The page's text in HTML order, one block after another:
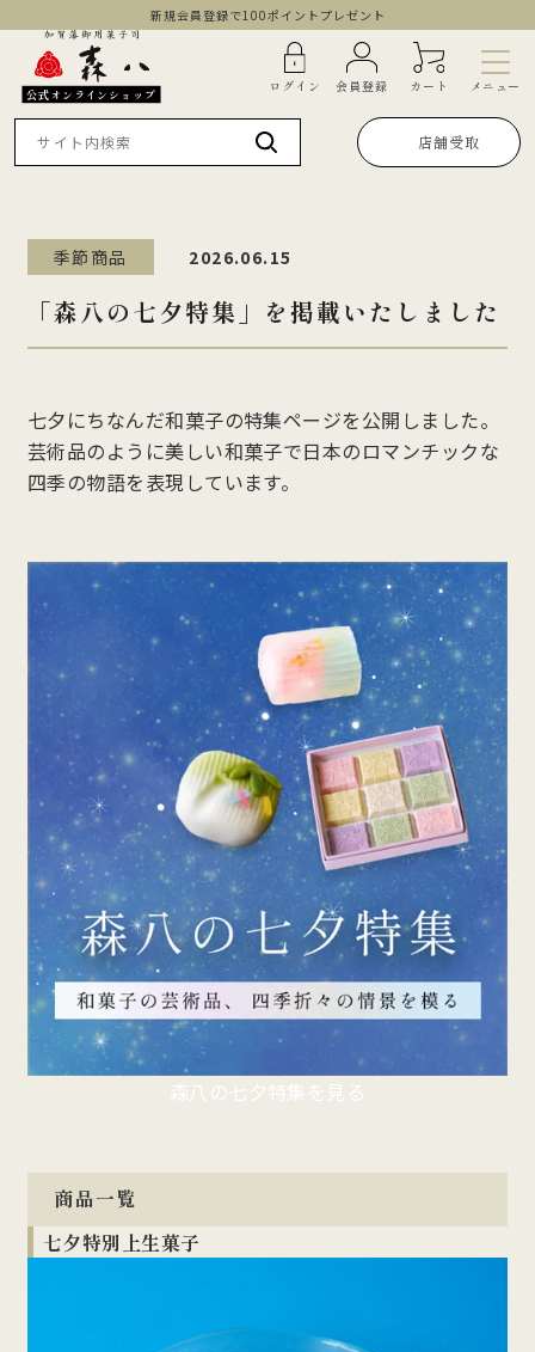
新規会員登録で100ポイントプレゼント
公式オンラインショップ ログイン 会員登録 カート メニュー
店舗受取
季節商品 2026.06.15
「森八の七夕特集」を掲載いたしました
七夕にちなんだ和菓子の特集ページを公開しました。
芸術品のように美しい和菓子で日本のロマンチックな
四季の物語を表現しています。
森八の七夕特集を見る
商品一覧
七夕特別上生菓子